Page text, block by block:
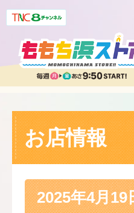
お店情報
2025年4月19